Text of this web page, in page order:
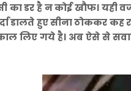
का डर है न कोई खौफ।
डालते हुए सीना ठोककर
लिए गये है। अब ऐसे से सवाल